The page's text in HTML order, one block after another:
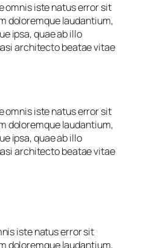
omnis iste natus error sit
doloremque laudantium,
ipsa, quae ab illo
architecto beatae vitae
omnis iste natus error sit
doloremque laudantium,
ipsa, quae ab illo
architecto beatae vitae
iste natus error sit
doloremque laudantium,